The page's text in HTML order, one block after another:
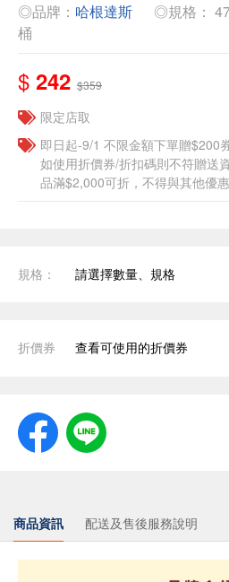
◎品牌： 哈根達斯
◎規格：
桶
$ 242 $359
限定店取
即日起-9/1 不限金額下單贈$200
如使用折價券/折扣碼則不符贈送
品滿$2,000可折，不得與其他優
規格： 請選擇數量、規格
折價券 查看可使用的折價券
商品資訊 配送及售後服務說明